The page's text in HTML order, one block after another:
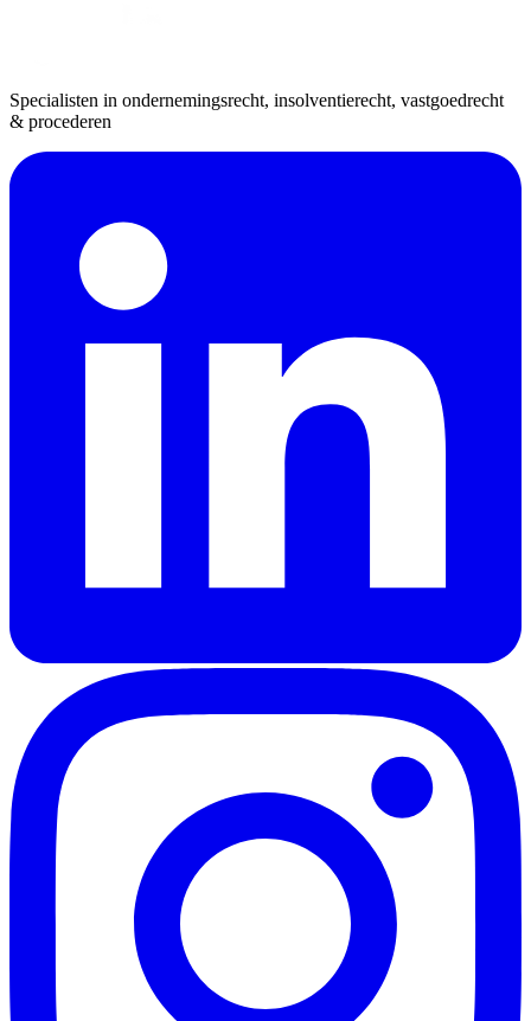
Specialisten in ondernemingsrecht, insolventierecht, vastgoedrecht
& procederen